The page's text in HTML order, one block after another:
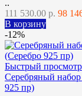
..
111 530.00 р. 98
В корзину
-12%
Быстрый просмотр
Серебряный
925 пр)